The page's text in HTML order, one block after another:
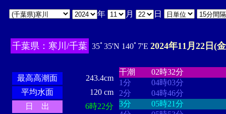
年 月 日
千葉県：寒川/千葉 35ﾟ35'N 140ﾟ7'E 2024年11月22日(
最高高潮面
243.4cm
平均水面
120 cm
日 出
6時22分
干潮
02時32分
1分
04時03分
2分
04時46分
3分
05時21分